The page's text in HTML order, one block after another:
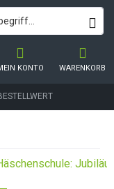
WARENKORB
KONTO